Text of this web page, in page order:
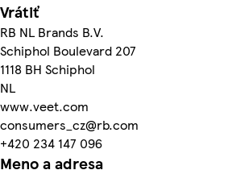
Vrátiť
RB NL Brands B.V.
Schiphol Boulevard 207
1118 BH Schiphol
NL
www.veet.com
consumers_cz@rb.com
+420 234 147 096
Meno a adresa